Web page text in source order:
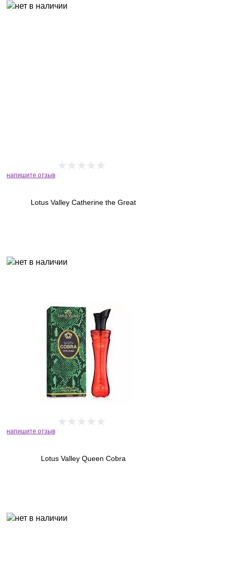
напишите отзыв
Lotus Valley Catherine the Great
напишите отзыв
Lotus Valley Queen Cobra